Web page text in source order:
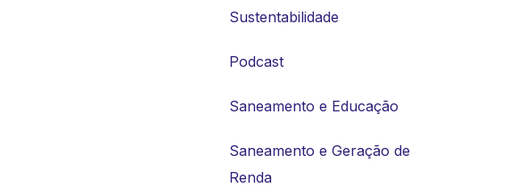
Sustentabilidade
Podcast
Saneamento e Educação
Saneamento e Geração de
Renda